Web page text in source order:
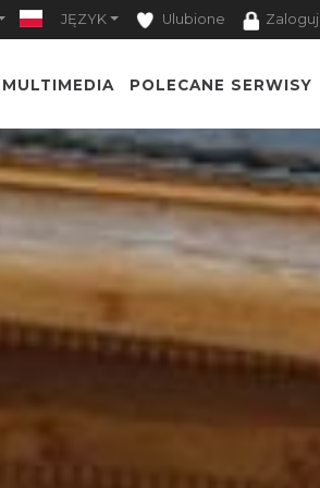
JĘZYK Ulubione Zaloguj
MULTIMEDIA POLECANE SERWISY